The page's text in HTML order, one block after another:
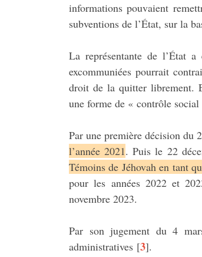
informations pouvaient
subventions de l’État, sur la
La représentante de l’État
excommuniées pourrait
droit de la quitter librement.
une forme de « contrôle
Par une première décision du
l’année 2021. Puis le 22
Témoins de Jéhovah en tant
pour les années 2022 et
novembre 2023.
Par son jugement du 4
administratives [3].